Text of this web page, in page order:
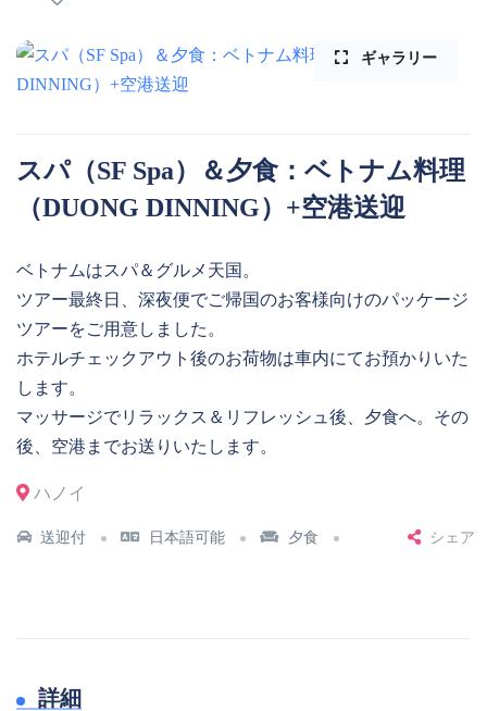
ギャラリー
スパ（SF Spa）＆夕食：ベトナム料理
（DUONG DINNING）+空港送迎
ベトナムはスパ＆グルメ天国。
ツアー最終日、深夜便でご帰国のお客様向けのパッケージ
ツアーをご用意しました。
ホテルチェックアウト後のお荷物は車内にてお預かりいた
します。
マッサージでリラックス＆リフレッシュ後、夕食へ。その
後、空港までお送りいたします。
ハノイ
送迎付 日本語可能 夕食 シェア
詳細